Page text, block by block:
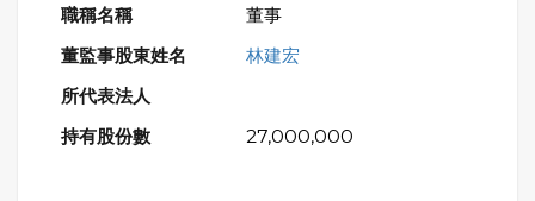
董事
林建宏
27,000,000